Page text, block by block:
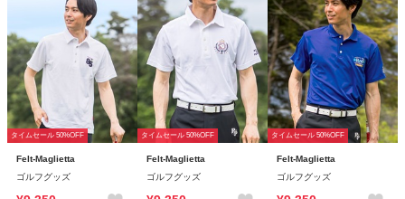
タイムセール 50%OFF
Felt-Maglietta
ゴルフグッズ
タイムセール 50%OFF
Felt-Maglietta
ゴルフグッズ
タイムセール 50%OFF
Felt-Maglietta
ゴルフグッズ